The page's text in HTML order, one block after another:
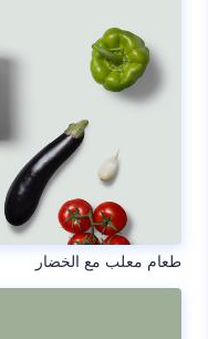
طعام معلب مع الخضار